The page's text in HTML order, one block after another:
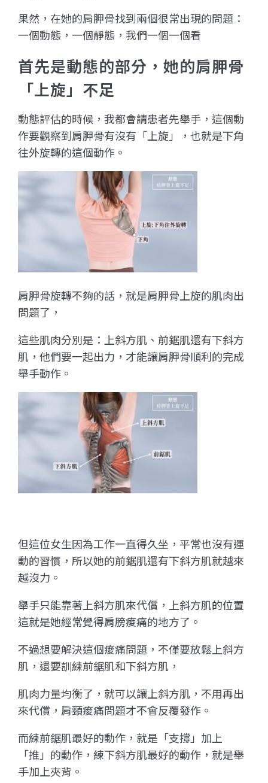
果然，在她的肩胛骨找到兩個很常出現的問題：
一個動態，一個靜態，我們一個一個看
首先是動態的部分，她的肩胛骨
「上旋」不足
動態評估的時候，我都會請患者先舉手，這個動
作要觀察到肩胛骨有沒有「上旋」，也就是下角
往外旋轉的這個動作。
肩胛骨旋轉不夠的話，就是肩胛骨上旋的肌肉出
問題了，
這些肌肉分別是：上斜方肌、前鋸肌還有下斜方
肌，他們要一起出力，才能讓肩胛骨順利的完成
舉手動作。
但這位女生因為工作一直得久坐，平常也沒有運
動的習慣，所以她的前鋸肌還有下斜方肌就越來
越沒力。
舉手只能靠著上斜方肌來代償，上斜方肌的位置
這就是她經常覺得肩膀痠痛的地方了。
不過想要解決這個痠痛問題，不僅要放鬆上斜方
肌，還要訓練前鋸肌和下斜方肌，
肌肉力量均衡了，就可以讓上斜方肌，不用再出
來代償，肩頸痠痛問題才不會反覆發作。
而練前鋸肌最好的動作，就是「支撐」加上
「推」的動作，練下斜方肌最好的動作，就是舉
手加上夾背。